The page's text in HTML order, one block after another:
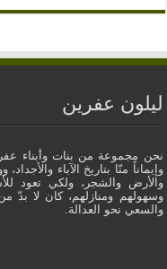
ليلون عفرين
نحن مجموعة من بنات وأبناء
وإيماناً منّا بتاريخ الآباء
والأرض والشجر، ولكي تعود
وسهولهم ومنازلهم، كان لا بدّ
والسعي نحو العدالة.